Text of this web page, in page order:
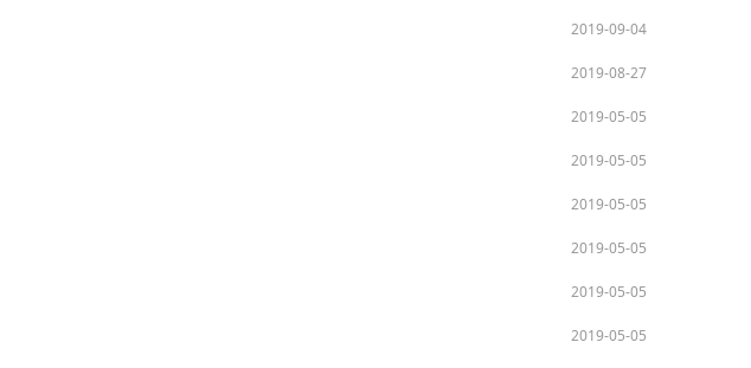
2019-09-04
2019-08-27
2019-05-05
2019-05-05
2019-05-05
2019-05-05
2019-05-05
2019-05-05